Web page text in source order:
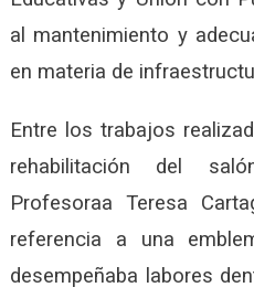
al mantenimiento y
en materia de
Entre los trabajos
rehabilitación del
Profesoraa Teresa
referencia a una
desempeñaba labores